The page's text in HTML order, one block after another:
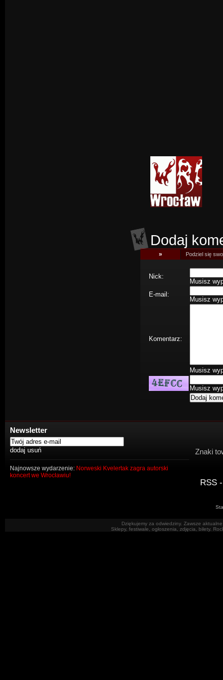
Dodaj
» Podziel się
Nick:
Musisz
E-mail:
Musisz
Komentarz:
Musisz
Musisz
Newsletter
Najnowsze wydarzenie: Norweski Kvelertak zagra autorski
koncert we Wrocławiu!
Znaki
RSS
Dziękujemy za odwiedziny. Zawsze
Sklepy, festiwale, ogłoszenia, zdjęcia, bilety.